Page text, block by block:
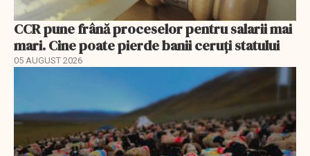
CCR pune frână proceselor pentru salarii mai
mari. Cine poate pierde banii ceruți statului
05 AUGUST 2026